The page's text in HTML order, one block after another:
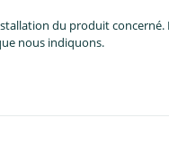
du produit
nous indiquons.